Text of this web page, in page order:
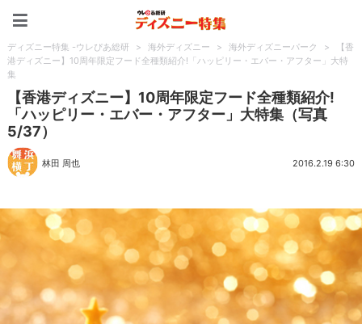
ディズニー特集 -ウレぴあ総研 > 海外ディズニー > 海外ディズニーパーク >
【香
港ディズニー】10周年限定フード全種類紹介!「ハッピリー・エバー・アフター」大特
集
【香港ディズニー】10周年限定フード全種類紹介!
「ハッピリー・エバー・アフター」大特集（写真
5/37）
林田 周也 2016.2.19 6:30